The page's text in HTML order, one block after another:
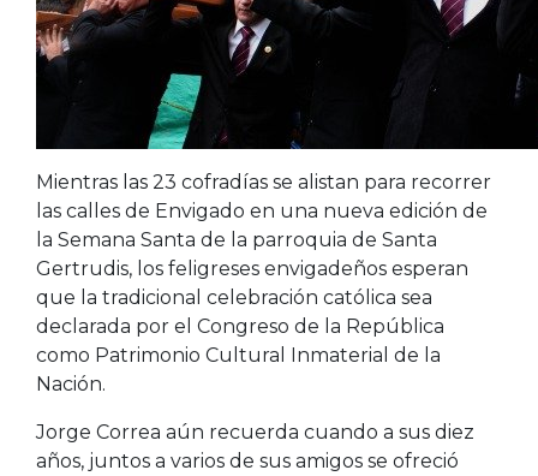
Mientras las 23 cofradías se alistan para recorrer
las calles de Envigado en una nueva edición de
la Semana Santa de la parroquia de Santa
Gertrudis, los feligreses envigadeños esperan
que la tradicional celebración católica sea
declarada por el Congreso de la República
como Patrimonio Cultural Inmaterial de la
Nación.
Jorge Correa aún recuerda cuando a sus diez
años, juntos a varios de sus amigos se ofreció